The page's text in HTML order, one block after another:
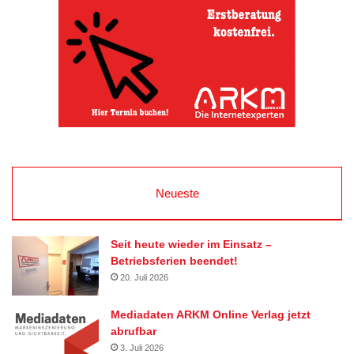
Neueste
Seit heute wieder im Einsatz –
Betriebsferien beendet!
20. Juli 2026
Mediadaten ARKM Online Verlag jetzt
abrufbar
3. Juli 2026